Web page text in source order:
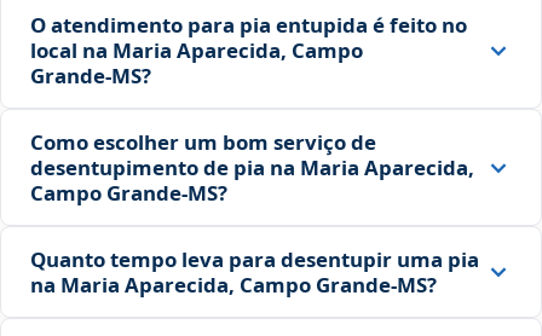
O atendimento para pia entupida é feito no
local na Maria Aparecida, Campo
Grande‑MS?
Como escolher um bom serviço de
desentupimento de pia na Maria Aparecida,
Campo Grande‑MS?
Quanto tempo leva para desentupir uma pia
na Maria Aparecida, Campo Grande‑MS?